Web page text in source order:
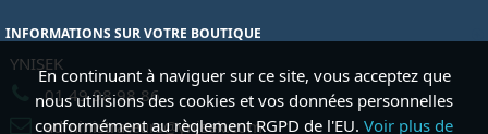
INFORMATIONS SUR VOTRE BOUTIQUE
YNISEK
01 49 98 98 86
administrateurs@ynisek.com
En continuant à naviguer sur ce site, vous acceptez que
nous utilisions des cookies et vos données personnelles
conformément au règlement RGPD de l'EU. Voir plus de